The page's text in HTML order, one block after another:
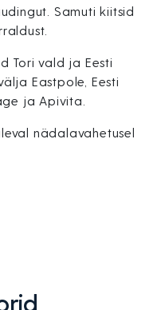
Samuti kiitsid
Tori vald ja Eesti
Eastpole, Eesti
ja Apivita.
nädalavahetusel